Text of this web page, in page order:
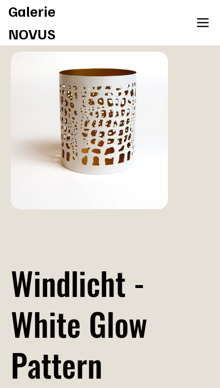
Galerie
NOVUS
Windlicht -
White Glow
Pattern